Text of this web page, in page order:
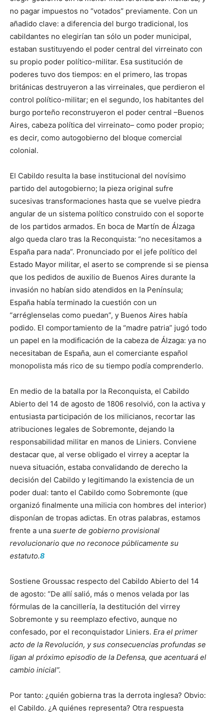
no pagar impuestos no “votados” previamente. Con un
añadido clave: a diferencia del burgo tradicional, los
cabildantes no elegirían tan sólo un poder municipal,
estaban sustituyendo el poder central del virreinato con
su propio poder polí­tico-militar. Esa sustitución de
poderes tuvo dos tiempos: en el primero, las tropas
británicas destruyeron a las virreinales, que perdieron el
control políti­co-militar; en el segundo, los habitantes del
burgo porteño reconstruyeron el poder central –Buenos
Aires, cabeza política del virreinato– como poder pro­pio;
es decir, como autogobierno del bloque comercial
colonial.
El Cabildo resulta la base institucional del novísimo
partido del autogo­bierno; la pieza original sufre
sucesivas transformaciones hasta que se vuelve piedra
angular de un sistema político construido con el soporte
de los partidos armados. En boca de Martín de Álzaga
algo queda claro tras la Reconquista: “no necesitamos a
España para nada”. Pronunciado por el jefe político del
Estado Mayor militar, el aserto se comprende si se piensa
que los pedidos de auxilio de Buenos Aires durante la
invasión no habían sido atendidos en la Península;
España había terminado la cuestión con un
“arréglenselas como puedan”, y Buenos Aires había
podido. El comportamiento de la “madre pa­tria” jugó todo
un papel en la modificación de la cabeza de Álzaga: ya no
ne­cesitaban de España, aun el comerciante español
monopolista más rico de su tiempo podía comprenderlo.
En medio de la batalla por la Reconquista, el Cabildo
Abierto del 14 de agosto de 1806 resolvió, con la activa y
entusiasta participación de los milicianos, recortar las
atribuciones legales de Sobremonte, dejando la
responsabilidad militar en manos de Liniers. Conviene
destacar que, al verse obligado el virrey a aceptar la
nueva situación, estaba convalidando de derecho la
decisión del Ca­bildo y legitimando la existencia de un
poder dual: tanto el Cabildo como So­bremonte (que
organizó finalmente una milicia con hombres del interior)
dis­ponían de tropas adictas. En otras palabras, estamos
frente a una suerte de gobierno provisional
revolucionario que no reconoce públicamente su
estatuto.8
Sostiene Groussac respecto del Cabildo Abierto del 14
de agosto: “De allí salió, más o menos velada por las
fórmulas de la cancillería, la destitu­ción del virrey
Sobremonte y su reemplazo efectivo, aunque no
confesado, por el reconquistador Liniers. Era el primer
acto de la Revolución, y sus conse­cuencias profundas se
ligan al próximo episodio de la Defensa, que acentuará el
cambio inicial”.
Por tanto: ¿quién gobierna tras la derrota inglesa? Obvio:
el Cabildo. ¿A quiénes representa? Otra respuesta